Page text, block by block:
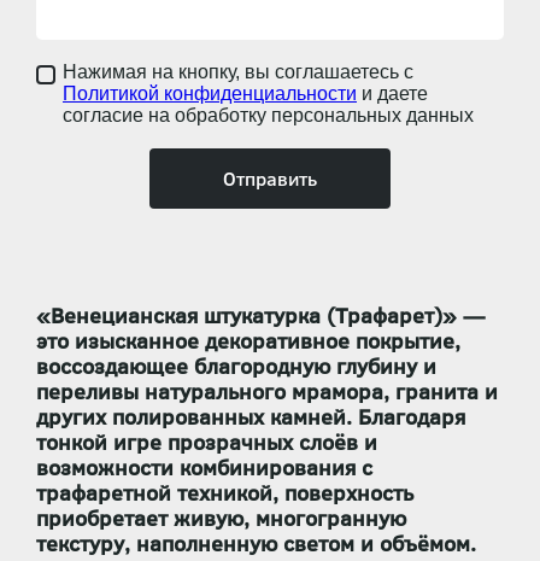
Нажимая на кнопку, вы соглашаетесь с
Политикой конфиденциальности и даете
согласие на обработку персональных данных
«Венецианская штукатурка (Трафарет)» —
это изысканное декоративное покрытие,
воссоздающее благородную глубину и
переливы натурального мрамора, гранита и
других полированных камней. Благодаря
тонкой игре прозрачных слоёв и
возможности комбинирования с
трафаретной техникой, поверхность
приобретает живую, многогранную
текстуру, наполненную светом и объёмом.